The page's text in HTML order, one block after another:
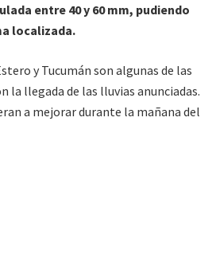
entre 40 y 60 mm, pudiendo
localizada.
y Tucumán son algunas de las
la llegada de las lluvias anunciadas.
a mejorar durante la mañana del